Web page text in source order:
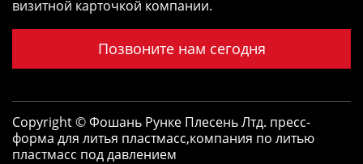
визитной карточкой компании.
Позвоните нам сегодня
Copyright © Фошань Рунке Плесень Лтд. пресс-
форма для литья пластмасс,компания по литью
пластмасс под давлением